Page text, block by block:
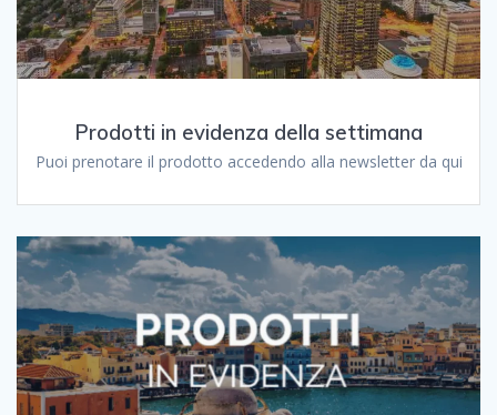
Prodotti in evidenza della settimana
Puoi prenotare il prodotto accedendo alla newsletter da qui